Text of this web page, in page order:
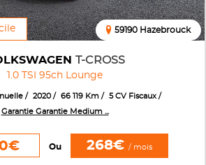
T-CROSS
1.0 TSI 95ch Lounge
59190 Hazebrouck
2020 66 119 Km
5 CV Fiscaux
Garantie Garantie Medium ...
Ou 268€ / mois